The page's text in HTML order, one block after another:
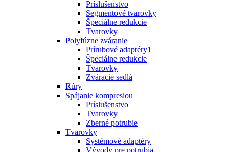
Príslušenstvo
Segmentové tvarovky
Špeciálne redukcie
Tvarovky
Polyfúzne zváranie
Prírubové adaptéry1
Špeciálne redukcie
Tvarovky
Zváracie sedlá
Rúry
Spájanie kompresiou
Príslušenstvo
Tvarovky
Zberné potrubie
Tvarovky
Systémové adaptéry
Vývody pre potrubia